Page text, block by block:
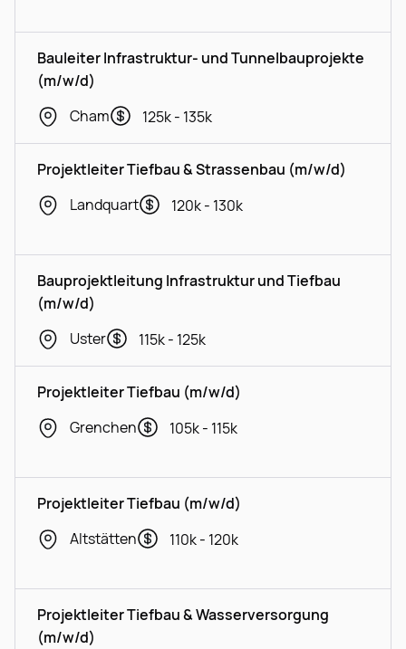
Bauleiter Infrastruktur- und Tunnelbauprojekte
(m/w/d)
Cham
125k - 135k
Projektleiter Tiefbau & Strassenbau (m/w/d)
Landquart
120k - 130k
Bauprojektleitung Infrastruktur und Tiefbau
(m/w/d)
Uster
115k - 125k
Projektleiter Tiefbau (m/w/d)
Grenchen
105k - 115k
Projektleiter Tiefbau (m/w/d)
Altstätten
110k - 120k
Projektleiter Tiefbau & Wasserversorgung
(m/w/d)